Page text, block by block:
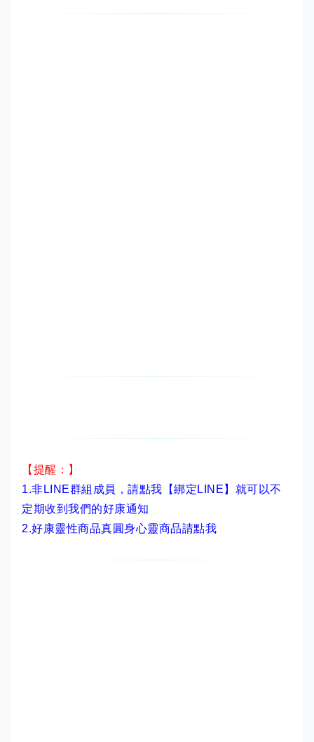
【提醒：】
1.非LINE群組成員， 請點我【綁定LINE】 就可以不
定期收到我們的好康通知
2.好康靈性商品真圓身心靈商品請點我